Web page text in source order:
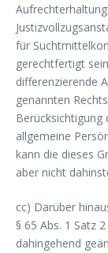
für
gerechtfertigt
differenzierende
genannten
Berücksichtigung
allgemeine
kann die dieses
aber nicht
cc) Darüber
§ 65 Abs. 1 Satz
dahingehend